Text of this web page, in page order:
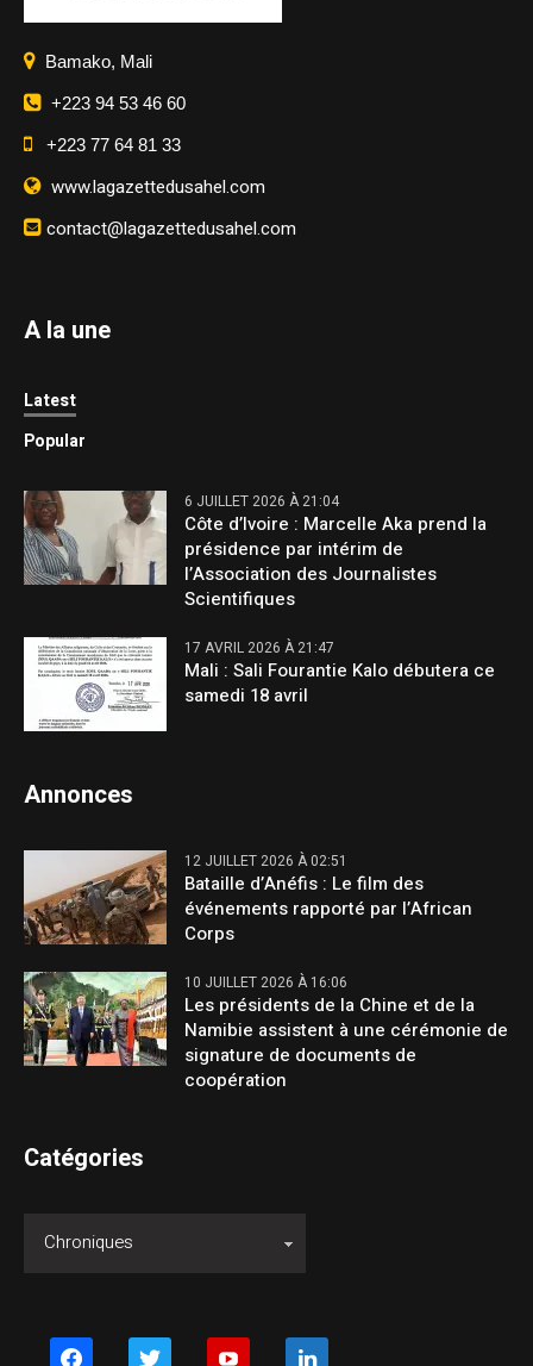
Bamako, Mali
+223 94 53 46 60
+223 77 64 81 33
www.lagazettedusahel.com
contact@lagazettedusahel.com
A la une
Latest
Popular
6 JUILLET 2026 À 21:04
Côte d’Ivoire : Marcelle Aka prend la
présidence par intérim de
l’Association des Journalistes
Scientifiques
17 AVRIL 2026 À 21:47
Mali : Sali Fourantie Kalo débutera ce
samedi 18 avril
Annonces
12 JUILLET 2026 À 02:51
Bataille d’Anéfis : Le film des
événements rapporté par l’African
Corps
10 JUILLET 2026 À 16:06
Les présidents de la Chine et de la
Namibie assistent à une cérémonie de
signature de documents de
coopération
Catégories
facebook twitter youtube linkedin